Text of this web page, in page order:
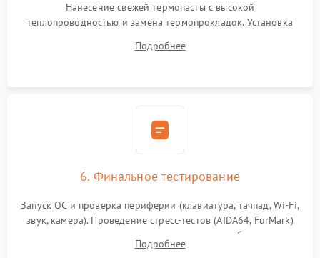
Нанесение свежей термопасты с высокой
теплопроводностью и замена термопрокладок. Установка
шлейфов, модулей памяти и накопителей. Предварительная
Подробнее
6. Финальное тестирование
Запуск ОС и проверка периферии (клавиатура, тачпад, Wi-Fi,
звук, камера). Проведение стресс-тестов (AIDA64, FurMark)
для контроля температурного режима и стабильности
системы под пиковой нагрузкой.
Подробнее